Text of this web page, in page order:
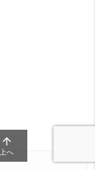

上へ